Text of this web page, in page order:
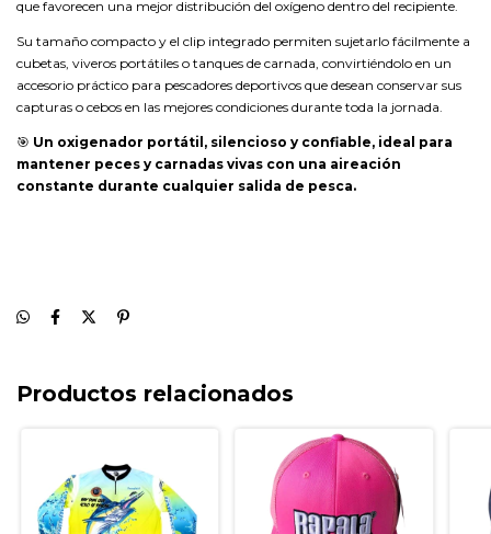
que favorecen una mejor distribución del oxígeno dentro del recipiente.
Su tamaño compacto y el clip integrado permiten sujetarlo fácilmente a
cubetas, viveros portátiles o tanques de carnada, convirtiéndolo en un
accesorio práctico para pescadores deportivos que desean conservar sus
capturas o cebos en las mejores condiciones durante toda la jornada.
🎯 Un oxigenador portátil, silencioso y confiable, ideal para
mantener peces y carnadas vivas con una aireación
constante durante cualquier salida de pesca.
Productos relacionados